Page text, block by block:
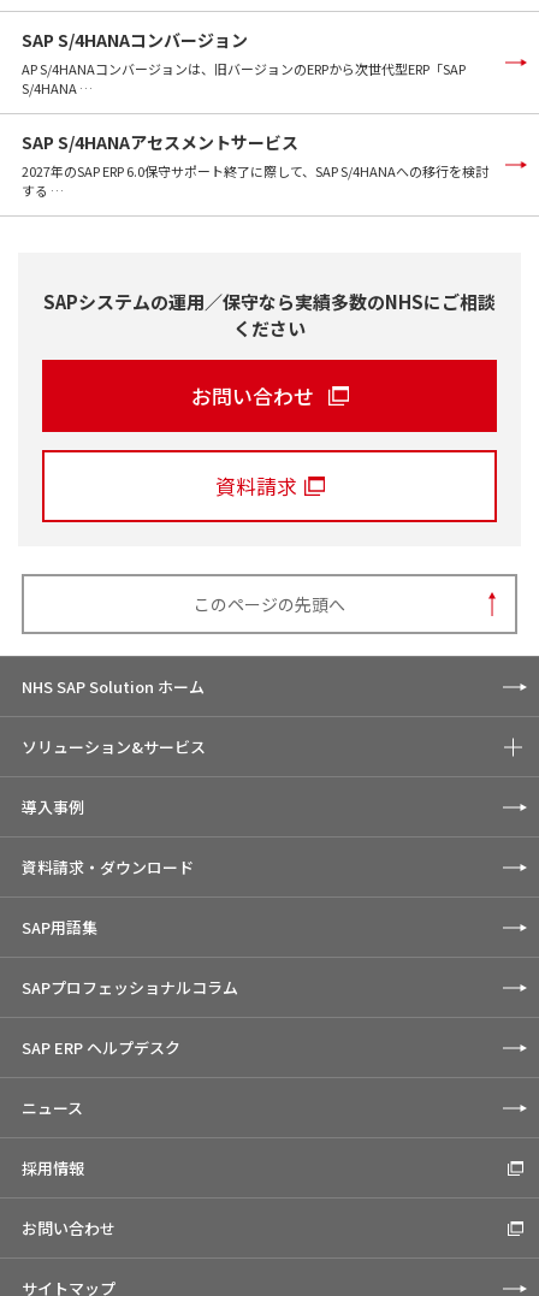
SAP S/4HANAコンバージョン
AP S/4HANAコンバージョンは、旧バージョンのERPから次世代型ERP「SAP
S/4HANA …
SAP S/4HANAアセスメントサービス
2027年のSAP ERP 6.0保守サポート終了に際して、SAP S/4HANAへの移行を検討
する …
SAPシステムの運用／保守なら実績多数のNHSにご相談
ください
お問い合わせ
資料請求
このページの先頭へ
NHS SAP Solution ホーム
ソリューション&サービス
導入事例
資料請求・ダウンロード
SAP用語集
SAPプロフェッショナルコラム
SAP ERP ヘルプデスク
ニュース
採用情報
お問い合わせ
サイトマップ